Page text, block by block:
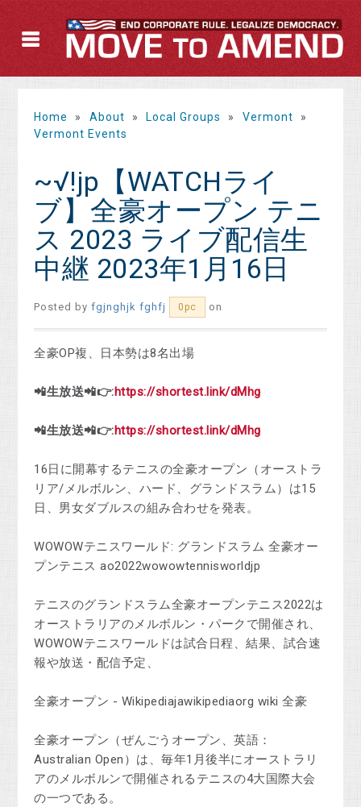
Home » About » Local Groups » Vermont
»
Vermont Events
~√!jp【WATCHライ
ブ】全豪オープン テニ
ス 2023 ライブ配信生
中継 2023年1月16日
Posted byfgjnghjk fghfj 0pc on
全豪OP複、日本勢は8名出場
📲生放送📲👉:https://shortest.link/dMhg
📲生放送📲👉:https://shortest.link/dMhg
16日に開幕するテニスの全豪オープン（オーストラ
リア/メルボルン、ハード、グランドスラム）は15
日、男女ダブルスの組み合わせを発表。
WOWOWテニスワールド: グランドスラム 全豪オー
プンテニス ao2022wowowtennisworldjp
テニスのグランドスラム全豪オープンテニス2022は
オーストラリアのメルボルン・パークで開催され、
WOWOWテニスワールドは試合日程、結果、試合速
報や放送・配信予定、
全豪オープン - Wikipediajawikipediaorg wiki 全豪
全豪オープン（ぜんごうオープン、英語：
Australian Open）は、毎年1月後半にオーストラリ
アのメルボルンで開催されるテニスの4大国際大会
の一つである。